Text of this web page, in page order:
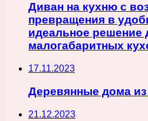
Диван на кухню с
превращения в
идеальное решение
малогабаритных
17.11.2023
Деревянные дома из
21.12.2023